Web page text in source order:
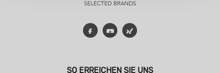
FacebookYouTube
SO ERREICHEN SIE UNS